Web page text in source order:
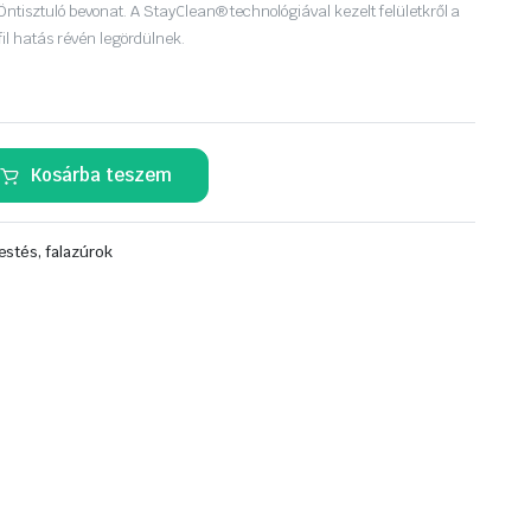
bevonat. A StayClean® technológiával kezelt felületkről a
hatás révén legördülnek.
Kosárba teszem
falazúrok